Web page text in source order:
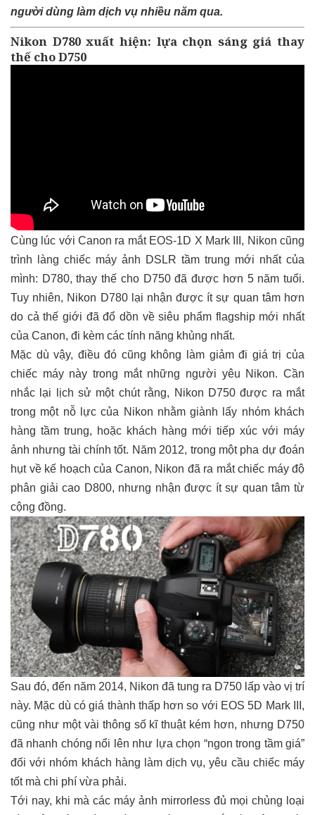
người dùng làm dịch vụ nhiều năm qua.
Nikon D780 xuất hiện: lựa chọn sáng giá thay
thế cho D750
Cùng lúc với Canon ra mắt EOS-1D X Mark III, Nikon cũng
trình làng chiếc máy ảnh DSLR tầm trung mới nhất của
mình: D780, thay thế cho D750 đã được hơn 5 năm tuổi.
Tuy nhiên, Nikon D780 lại nhận được ít sự quan tâm hơn
do cả thế giới đã đổ dồn về siêu phẩm flagship mới nhất
của Canon, đi kèm các tính năng khủng nhất.
Mặc dù vậy, điều đó cũng không làm giảm đi giá trị của
chiếc máy này trong mắt những người yêu Nikon. Cần
nhắc lại lịch sử một chút rằng, Nikon D750 được ra mắt
trong một nỗ lực của Nikon nhằm giành lấy nhóm khách
hàng tầm trung, hoặc khách hàng mới tiếp xúc với máy
ảnh nhưng tài chính tốt. Năm 2012, trong một pha dự đoán
hụt về kế hoạch của Canon, Nikon đã ra mắt chiếc máy độ
phân giải cao D800, nhưng nhận được ít sự quan tâm từ
cộng đồng.
Sau đó, đến năm 2014, Nikon đã tung ra D750 lấp vào vị trí
này. Mặc dù có giá thành thấp hơn so với EOS 5D Mark III,
cũng như một vài thông số kĩ thuật kém hơn, nhưng D750
đã nhanh chóng nổi lên như lựa chọn “ngon trong tầm giá”
đối với nhóm khách hàng làm dịch vụ, yêu cầu chiếc máy
tốt mà chi phí vừa phải.
Tới nay, khi mà các máy ảnh mirrorless đủ mọi chủng loại